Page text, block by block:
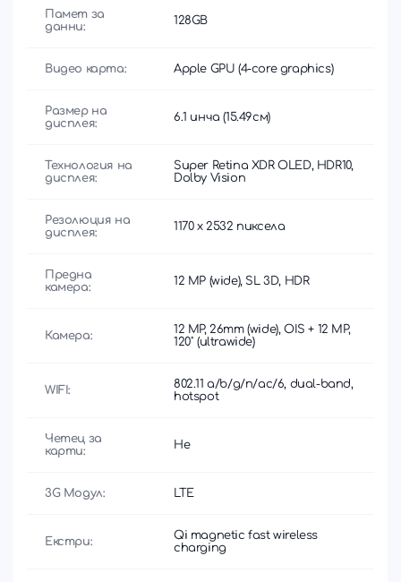
Памет за
данни:
128GB
Видео карта: Apple GPU (4-core graphics)
Размер на
дисплея:
6.1 инча (15.49см)
Технология на
дисплея:
Super Retina XDR OLED, HDR10,
Dolby Vision
Резолюция на
дисплея:
1170 x 2532 пиксела
Предна
камера:
12 MP (wide), SL 3D, HDR
Камера:
12 MP, 26mm (wide), OIS + 12 MP,
120˚ (ultrawide)
WIFI:
802.11 a/b/g/n/ac/6, dual-band,
hotspot
Четец за
карти:
Не
3G Модул: LTE
Екстри:
Qi magnetic fast wireless
charging